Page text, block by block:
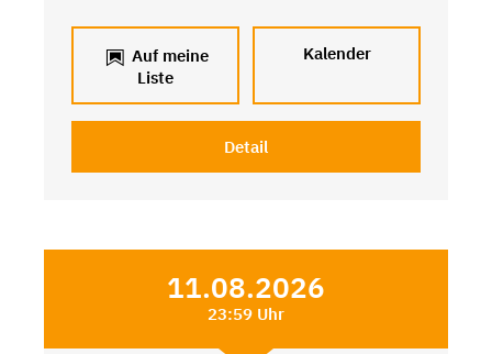
Auf meine
Liste
Kalender
Detail
11.08.2026
23:59 Uhr